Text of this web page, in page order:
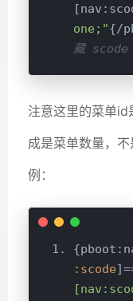
one;"{/
藏 scode
注意这里的菜单id
成是菜单数量，
例：
:scode